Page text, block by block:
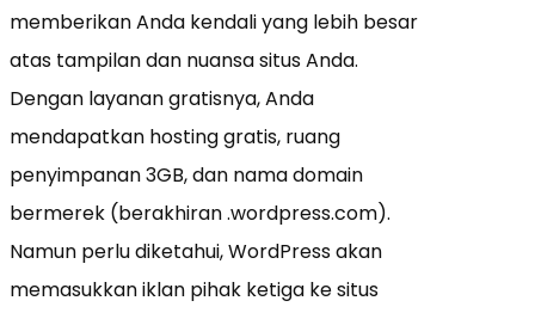
memberikan Anda kendali yang lebih besar
atas tampilan dan nuansa situs Anda.
Dengan layanan gratisnya, Anda
mendapatkan hosting gratis, ruang
penyimpanan 3GB, dan nama domain
bermerek (berakhiran .wordpress.com).
Namun perlu diketahui, WordPress akan
memasukkan iklan pihak ketiga ke situs